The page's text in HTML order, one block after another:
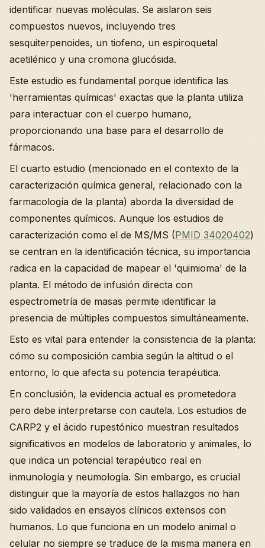
identificar nuevas moléculas. Se aislaron seis
compuestos nuevos, incluyendo tres
sesquiterpenoides, un tiofeno, un espiroquetal
acetilénico y una cromona glucósida.
Este estudio es fundamental porque identifica las
'herramientas químicas' exactas que la planta utiliza
para interactuar con el cuerpo humano,
proporcionando una base para el desarrollo de
fármacos.
El cuarto estudio (mencionado en el contexto de la
caracterización química general, relacionado con la
farmacología de la planta) aborda la diversidad de
componentes químicos. Aunque los estudios de
caracterización como el de MS/MS (PMID 34020402)
se centran en la identificación técnica, su importancia
radica en la capacidad de mapear el 'quimioma' de la
planta. El método de infusión directa con
espectrometría de masas permite identificar la
presencia de múltiples compuestos simultáneamente.
Esto es vital para entender la consistencia de la planta:
cómo su composición cambia según la altitud o el
entorno, lo que afecta su potencia terapéutica.
En conclusión, la evidencia actual es prometedora
pero debe interpretarse con cautela. Los estudios de
CARP2 y el ácido rupestónico muestran resultados
significativos en modelos de laboratorio y animales, lo
que indica un potencial terapéutico real en
inmunología y neumología. Sin embargo, es crucial
distinguir que la mayoría de estos hallazgos no han
sido validados en ensayos clínicos extensos con
humanos. Lo que funciona en un modelo animal o
celular no siempre se traduce de la misma manera en